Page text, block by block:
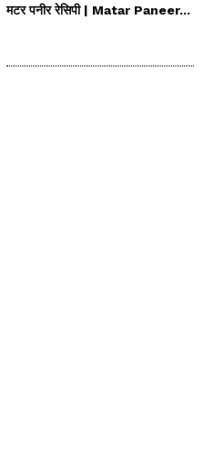
मटर पनीर रेसिपी | Matar Paneer...